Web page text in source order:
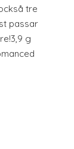
tre
passar
g